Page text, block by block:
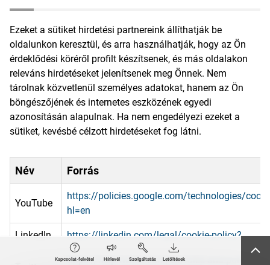
Ezeket a sütiket hirdetési partnereink állíthatják be
oldalunkon keresztül, és arra használhatják, hogy az Ön
érdeklődési köréről profilt készítsenek, és más oldalakon
releváns hirdetéseket jelenítsenek meg Önnek. Nem
tárolnak közvetlenül személyes adatokat, hanem az Ön
böngészőjének és internetes eszközének egyedi
azonosításán alapulnak. Ha nem engedélyezi ezeket a
sütiket, kevésbé célzott hirdetéseket fog látni.
Név Forrás
YouTube
https://policies.google.com/technologies/
hl=en
LinkedIn https://linkedin.com/legal/cookie-policy?
https://help.twitter.com/en/rules-and-policies/
Kapcsolat-felvétel Hírlevél Szolgáltatás Letöltések